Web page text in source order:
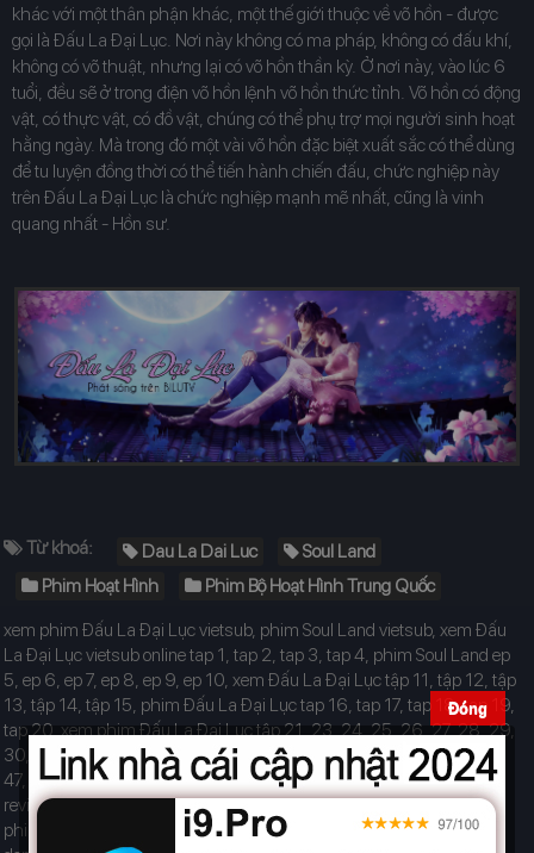
khác với một thân phận khác, một thế giới thuộc về võ hồn - được
gọi là Đấu La Đại Lục. Nơi này không có ma pháp, không có đấu khí,
không có võ thuật, nhưng lại có võ hồn thần kỳ. Ở nơi này, vào lúc 6
tuổi, đều sẽ ở trong điện võ hồn lệnh võ hồn thức tỉnh. Võ hồn có động
vật, có thực vật, có đồ vật, chúng có thể phụ trợ mọi người sinh hoạt
hằng ngày. Mà trong đó một vài võ hồn đặc biệt xuất sắc có thể dùng
để tu luyện đồng thời có thể tiến hành chiến đấu, chức nghiệp này
trên Đấu La Đại Lục là chức nghiệp mạnh mẽ nhất, cũng là vinh
quang nhất - Hồn sư.
Từ khoá: Dau La Dai Luc
Soul Land
Phim Hoạt Hình
Phim Bộ Hoạt Hình Trung Quốc
xem phim Đấu La Đại Lục vietsub, phim Soul Land vietsub, xem Đấu
La Đại Lục vietsub online tap 1, tap 2, tap 3, tap 4, phim Soul Land ep
5, ep 6, ep 7, ep 8, ep 9, ep 10, xem Đấu La Đại Lục tập 11, tập 12, tập
13, tập 14, tập 15, phim Đấu La Đại Lục tap 16, tap 17, tap 18, tap 19,
tap 20, xem phim Đấu La Đại Lục tập 21, 23, 24, 25, 26, 27, 28, 29,
30, 31, 32, 33, 34, 35, 36, 37, 38, 39, 40, 41, 42, 43, 44, 45, 46,
47, 48, 49, 50, Đấu La Đại Lục tap cuoi, Soul Land vietsub tron bo,
review Đấu La Đại Lục netflix, Đấu La Đại Lục wetv, Đấu La Đại Lục
phimmoi, phimmoizz Đấu La Đại Lục youtube, Đấu La Đại Lục
Đóng